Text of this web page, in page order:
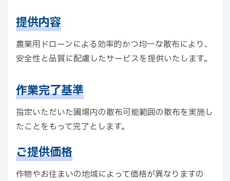
提供内容
農業用ドローンによる効率的かつ均一な散布により、
安全性と品質に配慮したサービスを提供いたします。
作業完了基準
指定いただいた圃場内の散布可能範囲の散布を実施し
たことをもって完了とします。
ご提供価格
作物やお住まいの地域によって価格が異なりますの